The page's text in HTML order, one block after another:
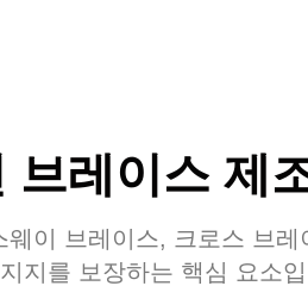
브레이스 제
이 브레이스, 크로스 브
지를 보장하는 핵심 요소